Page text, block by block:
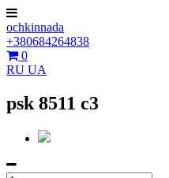
ochkinnada
+380684264838
0
RU UA
psk 8511 c3